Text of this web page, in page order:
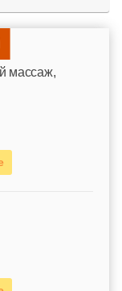
массаж,